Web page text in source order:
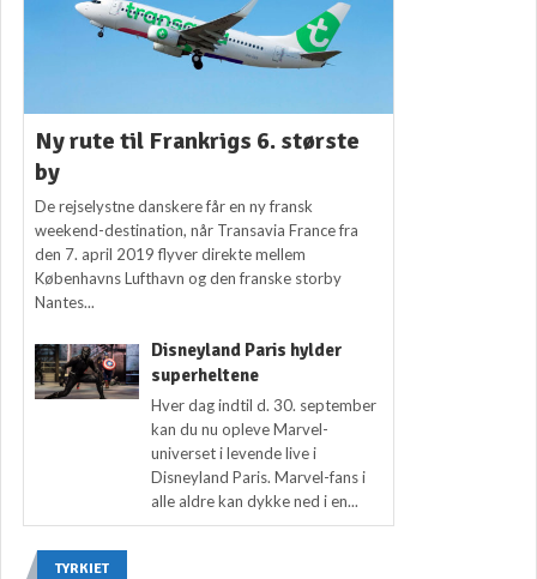
Ny rute til Frankrigs 6. største
by
De rejselystne danskere får en ny fransk
weekend-destination, når Transavia France fra
den 7. april 2019 flyver direkte mellem
Københavns Lufthavn og den franske storby
Nantes...
Disneyland Paris hylder
superheltene
Hver dag indtil d. 30. september
kan du nu opleve Marvel-
universet i levende live i
Disneyland Paris. Marvel-fans i
alle aldre kan dykke ned i en...
TYRKIET